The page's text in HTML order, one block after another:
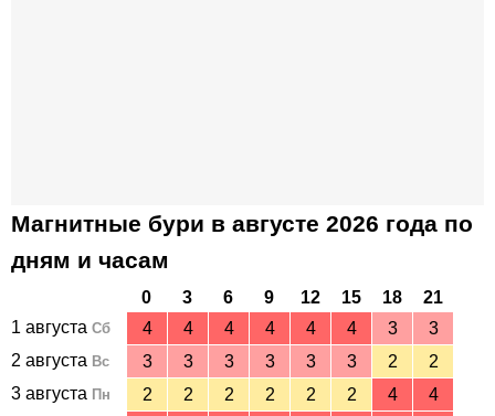
Магнитные бури в августе 2026 года по
дням и часам
0 3 6 9 12 15 18
21
1 августа Сб 4 4 4 4 4 4 3
3
2 августа Вс 3 3 3 3 3 3 2
2
3 августа Пн 2 2 2 2 2 2 4
4